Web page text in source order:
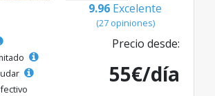
9.96 Excelente
(27 opiniones)
Precio desde:
55€/día